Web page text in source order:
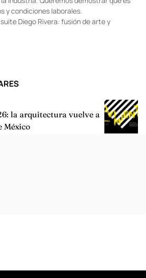
Nuestro objetivo es crecer y
Ciudad de México, sino también a nivel
a ser un referente en el ámbito de la
a promover prácticas laborales más
industria. Queremos demostrar que es
y condiciones laborales.
Diego Rivera: fusión de arte y